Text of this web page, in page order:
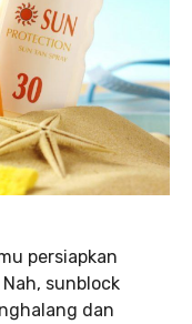
persiapkan
sunblock
dan